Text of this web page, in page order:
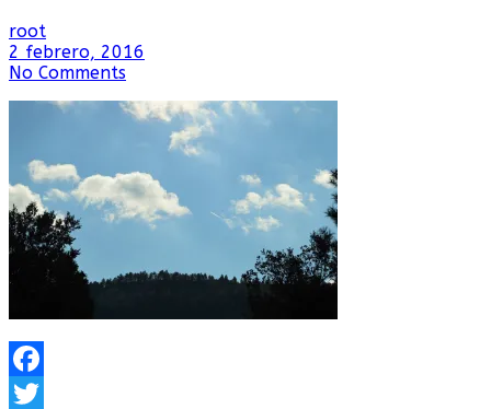
root
2 febrero, 2016
No Comments
Facebook